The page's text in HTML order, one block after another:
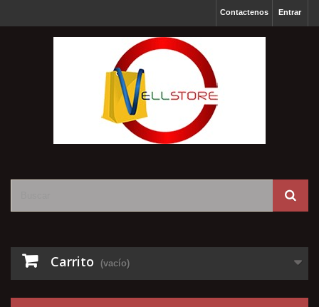
Entrar
Contactenos
Carrito (vacío)